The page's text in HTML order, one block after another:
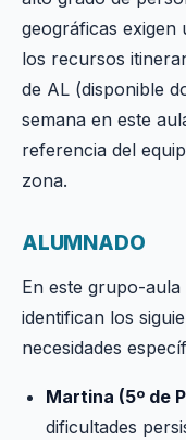
geográficas exigen
los recursos
de AL (disponible
semana en este
referencia del
zona.
ALUMNADO
En este grupo-
identifican los
necesidades
Martina (5º de
dificultades